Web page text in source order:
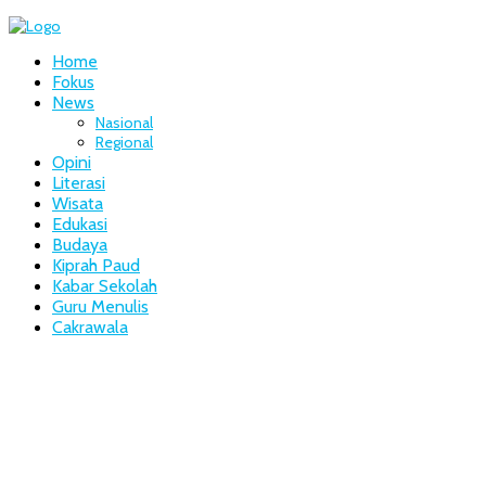
Home
Fokus
News
Nasional
Regional
Opini
Literasi
Wisata
Edukasi
Budaya
Kiprah Paud
Kabar Sekolah
Guru Menulis
Cakrawala